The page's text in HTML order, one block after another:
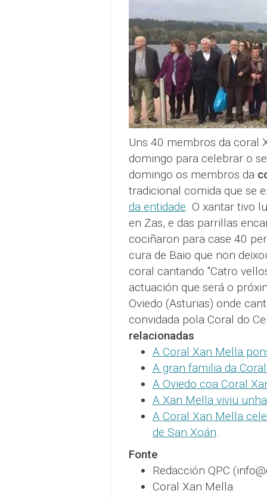
Uns 40 membros da coral
domingo para celebrar o
domingo os membros da
tradicional comida que se
da entidade. O xantar tivo
en Zas, e das parrillas
cociñaron para case 40
cura de Baio que non
coral cantando "Catro
actuación que será o
Oviedo (Asturias) onde
convidada pola Coral do
relacionadas
A Coral Xan Mella
A gran familia da
A Oviedo coa Coral
A Xan Mella viviu
A Coral Xan Mella
de San Xoán.
Fonte
Redacción QPC
Coral Xan Mella